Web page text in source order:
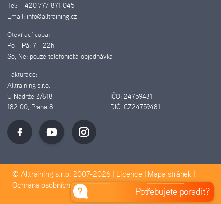
Potřebujete poradit?
Tel: + 420 777 871 045
Email: info@alltraining.cz
Otevírací doba:
Po - Pá: 7 - 22h
So, Ne: pouze telefonická objednávka
Fakturace:
Alltraining s.r.o.
U Nádrže 2/618
IČO: 24759481
182 00, Praha 8
DIČ: CZ24759481
© Alltraining s.r.o. 2007-2026 | Licence | Mapa stránek |
Ochrana osobních údajů|Pravidla Cookies
D&D&H Pilotmedia